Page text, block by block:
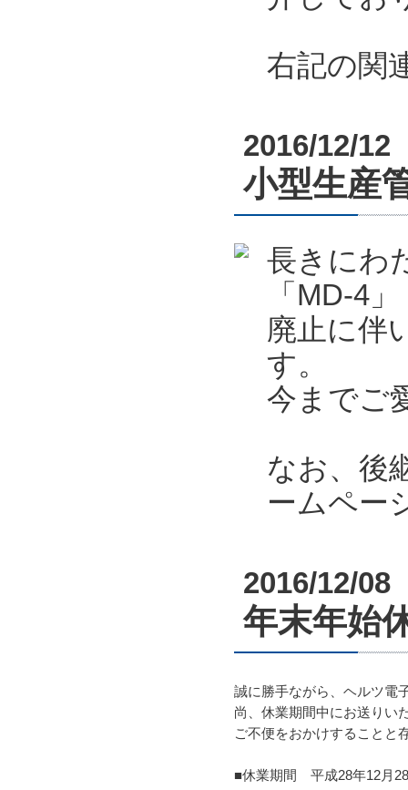
右記の関
2016/12/12
小型生産
長きにわ
「MD-4
廃止に伴
す。
今までご
なお、後
ームペー
2016/12/08
年末年始
誠に勝手ながら、ヘルツ電
尚、休業期間中にお送りい
ご不便をおかけすることと
■休業期間 平成28年12月